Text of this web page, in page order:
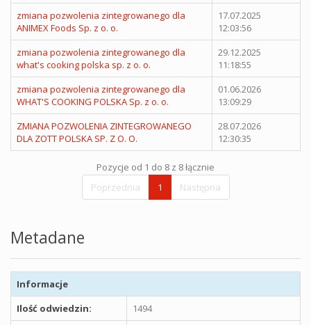
zmiana pozwolenia zintegrowanego dla
ANIMEX Foods Sp. z o. o.
17.07.2025
12:03:56
zmiana pozwolenia zintegrowanego dla
what's cooking polska sp. z o. o.
29.12.2025
11:18:55
zmiana pozwolenia zintegrowanego dla
WHAT'S COOKING POLSKA Sp. z o. o.
01.06.2026
13:09:29
ZMIANA POZWOLENIA ZINTEGROWANEGO
DLA ZOTT POLSKA SP. Z O. O.
28.07.2026
12:30:35
Pozycje od 1 do 8 z 8 łącznie
Poprzednia
1 Następna
Metadane
Informacje
Ilość odwiedzin:
1494